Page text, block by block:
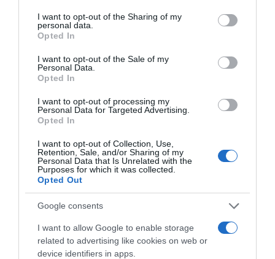
not limited to your visit or usage behaviour. You may click to
grant or deny consent to Google and its third-party tags to
use your data for below specified purposes in below Google
consent section.
I want to opt-out of the Sharing of my
personal data.
Opted In
I want to opt-out of the Sale of my
Personal Data.
Opted In
I want to opt-out of processing my
Personal Data for Targeted Advertising.
Opted In
I want to opt-out of Collection, Use,
Retention, Sale, and/or Sharing of my
Personal Data that Is Unrelated with the
Purposes for which it was collected.
Opted Out
Google consents
I want to allow Google to enable storage
related to advertising like cookies on web or
device identifiers in apps.
információi szerint most nem követi őt a Grammy-díjas
énekesnő, ám Swift a szezon során várhatóan több
alkalommal is a helyszínen szurkol majd vőlegényének.
Megosztás:
Címkék: lánykérés,Taylor Swift,romantikus,
Travis Kelce
Korábbi bejegyzések Következő bejegyzés
HASONLÓ BEJEGYZÉSEK